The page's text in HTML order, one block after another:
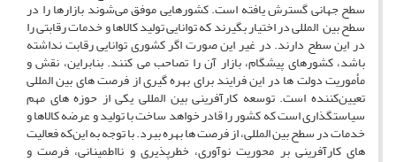
سطح جهانی گسترش یافته است. کشورهایی موفق می‌شوند بازارها را در
سطح بین المللی در اختیار بگیرند که توانایی تولید کالاها و خدمات رقابتی را
در این سطح دارند. در غیر این صورت اگر کشوری توانایی رقابت نداشته
باشد، کشورهای پیشگام، بازار آن را تصاحب می کنند. بنابراین، نقش و
مأموریت دولت ها در این فرایند برای بهره گیری از فرصت های بین المللی
تعیین‌کننده است. توسعه کارآفرینی بین المللی یکی از حوزه های مهم
سیاستگذاری است که کشور را قادر خواهد ساخت با تولید و عرضه کالاها و
خدمات در سطح بین المللی، از فرصت ها بهره ببرد. با توجه به این‌که فعالیت
های کارآفرینی بر محوریت نوآوری، خطرپذیری و نااطمینانی، فرصت و